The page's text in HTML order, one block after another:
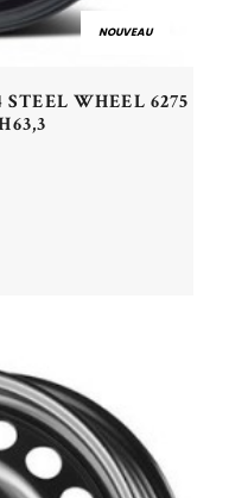
NOUVEAU
WHEEL 6275